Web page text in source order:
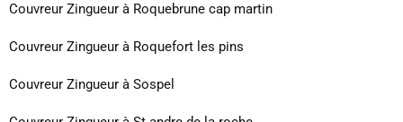
Couvreur Zingueur à Roquebrune cap martin
Couvreur Zingueur à Roquefort les pins
Couvreur Zingueur à Sospel